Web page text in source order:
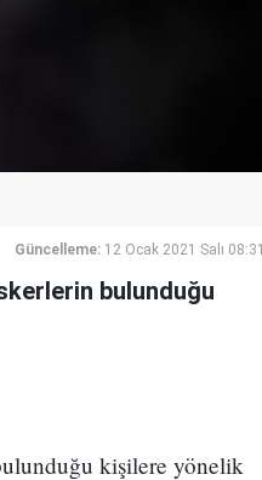
Güncelleme: 12 Ocak 2021 Salı 08:31
bulunduğu
kişilere yönelik